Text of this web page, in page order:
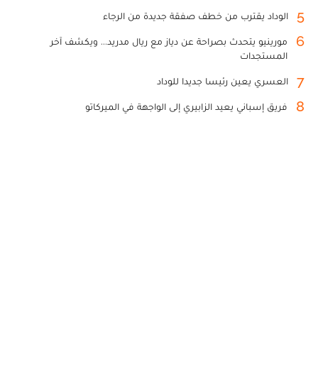
5 الوداد يقترب من خطف صفقة جديدة من الرجاء
6
مورينيو يتحدث بصراحة عن دياز مع ريال مدريد... ويكشف آخر
المستجدات
7 العسري يعين رئيسا جديدا للوداد
8 فريق إسباني يعيد الزابيري إلى الواجهة في الميركاتو